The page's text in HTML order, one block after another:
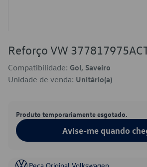
Reforço VW
Compatibilidade: Gol, Saveiro
Unidade de venda: Unitário(a)
Produto temporariamente esgotado.
Avise-me quando